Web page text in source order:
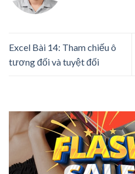
Excel Bài 14: Tham chiếu ô
tương đối và tuyệt đối